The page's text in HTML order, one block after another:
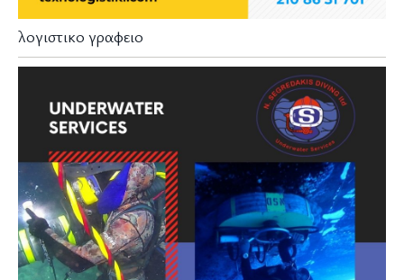
λογιστικο γραφειο